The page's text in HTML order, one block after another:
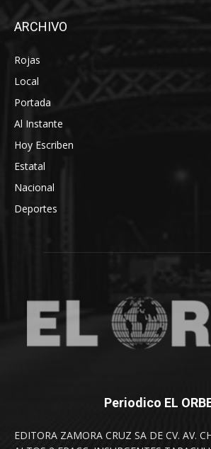
ARCHIVO
Rojas
Local
Portada
Al Instante
Hoy Escriben
Estatal
Nacional
Deportes
Periodico EL
EDITORA ZAMORA CRUZ SA DE CV. AV.